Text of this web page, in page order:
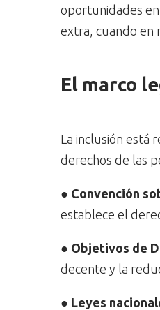
oportunidades
extra, cuando en
El marco
La inclusión está
derechos de las
● Convención
establece el
● Objetivos de
decente y la
● Leyes